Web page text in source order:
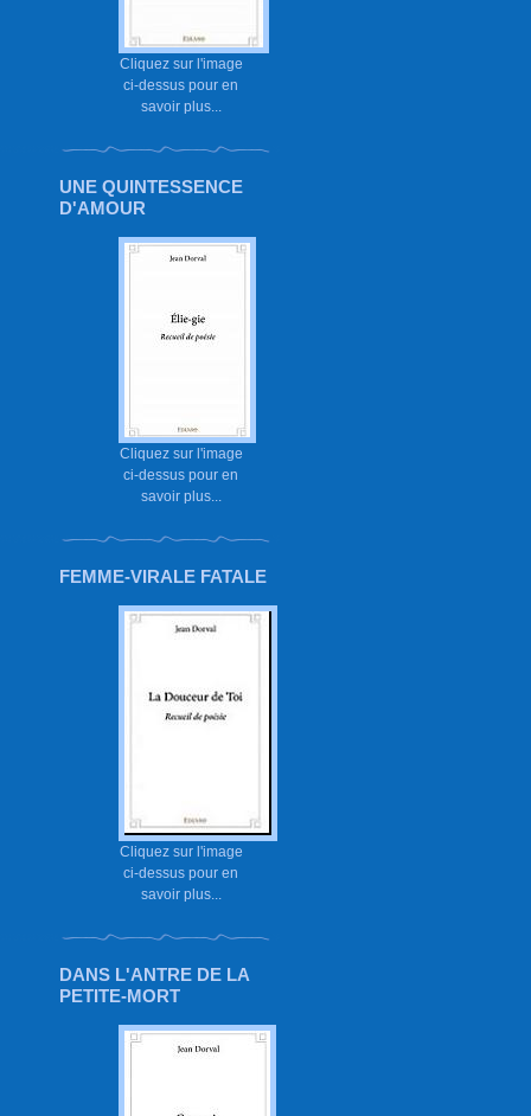
Cliquez sur l'image
ci-dessus pour en
savoir plus...
UNE QUINTESSENCE
D'AMOUR
Cliquez sur l'image
ci-dessus pour en
savoir plus...
FEMME-VIRALE FATALE
Cliquez sur l'image
ci-dessus pour en
savoir plus...
DANS L'ANTRE DE LA
PETITE-MORT